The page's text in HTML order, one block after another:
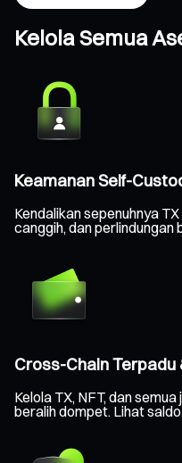
Kelola Semua
Keamanan Self-
Kendalikan sepenuhnya
canggih, dan
Cross-Chain
Kelola TX, NFT, dan
beralih dompet. Lihat